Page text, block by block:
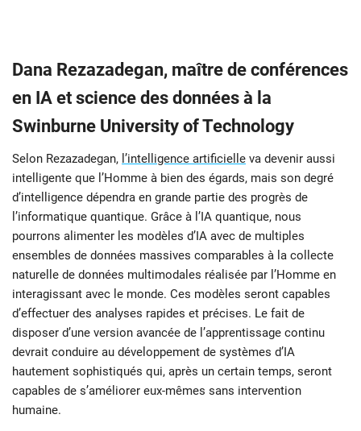
Dana Rezazadegan, maître de conférences
en IA et science des données à la
Swinburne University of Technology
Selon Rezazadegan, l’intelligence artificielle va devenir aussi
intelligente que l’Homme à bien des égards, mais son degré
d’intelligence dépendra en grande partie des progrès de
l’informatique quantique. Grâce à l’IA quantique, nous
pourrons alimenter les modèles d’IA avec de multiples
ensembles de données massives comparables à la collecte
naturelle de données multimodales réalisée par l’Homme en
interagissant avec le monde. Ces modèles seront capables
d’effectuer des analyses rapides et précises. Le fait de
disposer d’une version avancée de l’apprentissage continu
devrait conduire au développement de systèmes d’IA
hautement sophistiqués qui, après un certain temps, seront
capables de s’améliorer eux-mêmes sans intervention
humaine.